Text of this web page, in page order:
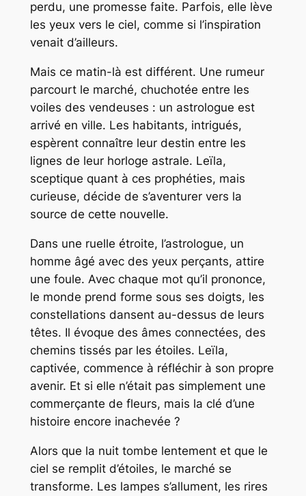
perdu, une promesse faite. Parfois, elle lève
les yeux vers le ciel, comme si l’inspiration
venait d’ailleurs.
Mais ce matin-là est différent. Une rumeur
parcourt le marché, chuchotée entre les
voiles des vendeuses : un astrologue est
arrivé en ville. Les habitants, intrigués,
espèrent connaître leur destin entre les
lignes de leur horloge astrale. Leïla,
sceptique quant à ces prophéties, mais
curieuse, décide de s’aventurer vers la
source de cette nouvelle.
Dans une ruelle étroite, l’astrologue, un
homme âgé avec des yeux perçants, attire
une foule. Avec chaque mot qu’il prononce,
le monde prend forme sous ses doigts, les
constellations dansent au-dessus de leurs
têtes. Il évoque des âmes connectées, des
chemins tissés par les étoiles. Leïla,
captivée, commence à réfléchir à son propre
avenir. Et si elle n’était pas simplement une
commerçante de fleurs, mais la clé d’une
histoire encore inachevée ?
Alors que la nuit tombe lentement et que le
ciel se remplit d’étoiles, le marché se
transforme. Les lampes s’allument, les rires